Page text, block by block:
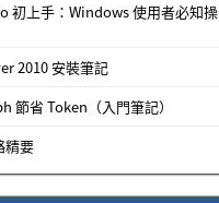
初上手：Windows 使用者必知操
2010 安裝筆記
節省 Token（入門筆記）
精要